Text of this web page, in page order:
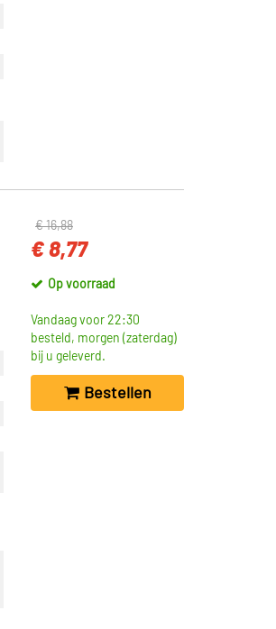
€ 16,88
€ 8,77
Op voorraad
Vandaag voor 22:30
besteld, morgen (zaterdag)
bij u geleverd.
Bestellen